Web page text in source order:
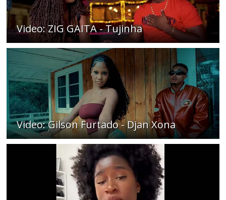
Video: ZIG GAITA - Tujinha
Video: Gilson Furtado - Djan Xona